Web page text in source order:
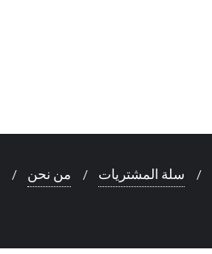
سلة المشتريات من نحن